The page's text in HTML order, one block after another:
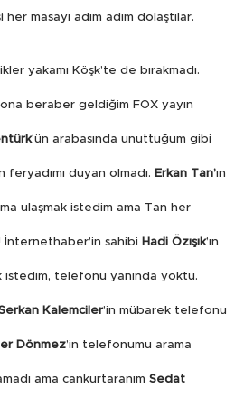
masayı adım adım dolaştılar.
yakamı Köşk’te de bırakmadı.
beraber geldiğim FOX yayın
’ün arabasında unuttuğum gibi
feryadımı duyan olmadı. Erkan Tan’ın
ulaşmak istedim ama Tan her
sahibi Hadi Özışık’ın
istedim, telefonu yanında yoktu.
Kalemciler’in mübarek telefonu
Dönmez’in telefonumu arama
ama cankurtaranım Sedat